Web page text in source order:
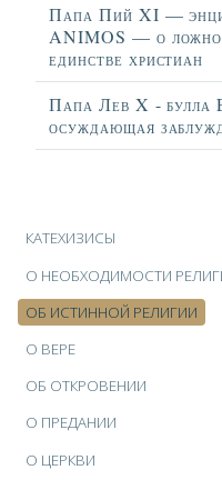
КАТЕХИЗИСЫ
О НЕОБХОДИМОСТИ
ОБ ИСТИННОЙ РЕЛИГИИ
О ВЕРЕ
ОБ ОТКРОВЕНИИ
О ПРЕДАНИИ
О ЦЕРКВИ
Папа Пий XI —
ANIMOS — о
единстве христиан
Папа Лев X -
осуждающая